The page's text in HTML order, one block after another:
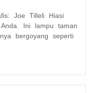
Joe Tilleli Hiasi
Ini lampu taman
bergoyang seperti